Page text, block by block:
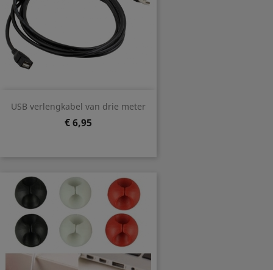
USB verlengkabel van drie meter
Prijs
€ 6,95